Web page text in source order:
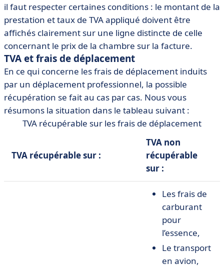
il faut respecter certaines conditions : le montant de la
prestation et taux de TVA appliqué doivent être
affichés clairement sur une ligne distincte de celle
concernant le prix de la chambre sur la facture.
TVA et frais de déplacement
En ce qui concerne les frais de déplacement induits
par un déplacement professionnel, la possible
récupération se fait au cas par cas. Nous vous
résumons la situation dans le tableau suivant :
TVA récupérable sur les frais de déplacement
TVA récupérable sur :
TVA non
récupérable
sur :
Les frais de
carburant
pour
l’essence,
Le transport
en avion,